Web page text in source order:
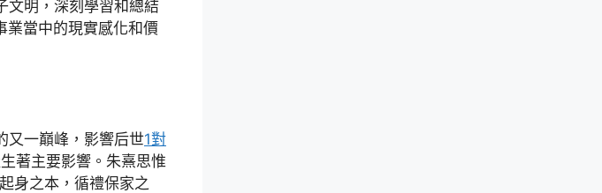
文明，深刻學習和總結
業當中的現實感化和價
又一巔峰，影響后世1對
著主要影響。朱熹思惟
身之本，循禮保家之